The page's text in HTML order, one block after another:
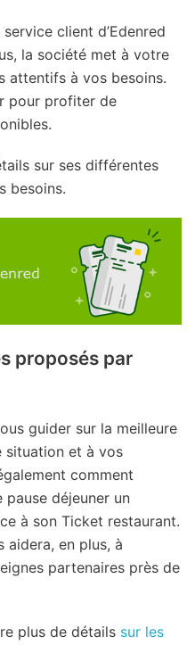
client d’Edenred
la société met à votre
attentifs à vos besoins.
pour profiter de
sur ses différentes
besoins.
proposés par
guider sur la meilleure
et à vos
comment
déjeuner un
à son Ticket restaurant.
aidera, en plus, à
partenaires près de
plus de détails sur les